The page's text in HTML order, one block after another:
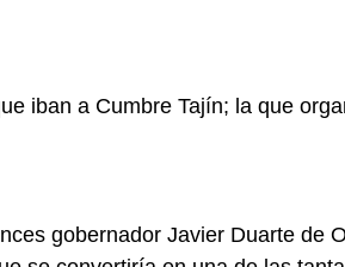
iban a Cumbre Tajín; la que
gobernador Javier Duarte de